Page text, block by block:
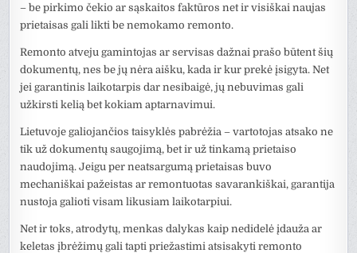
– be pirkimo čekio ar sąskaitos faktūros net ir visiškai naujas
prietaisas gali likti be nemokamo remonto.
Remonto atveju gamintojas ar servisas dažnai prašo būtent šių
dokumentų, nes be jų nėra aišku, kada ir kur prekė įsigyta. Net
jei garantinis laikotarpis dar nesibaigė, jų nebuvimas gali
užkirsti kelią bet kokiam aptarnavimui.
Lietuvoje galiojančios taisyklės pabrėžia – vartotojas atsako ne
tik už dokumentų saugojimą, bet ir už tinkamą prietaiso
naudojimą. Jeigu per neatsargumą prietaisas buvo
mechaniškai pažeistas ar remontuotas savarankiškai, garantija
nustoja galioti visam likusiam laikotarpiui.
Net ir toks, atrodytų, menkas dalykas kaip nedidelė įdauža ar
keletas įbrėžimų gali tapti priežastimi atsisakyti remonto